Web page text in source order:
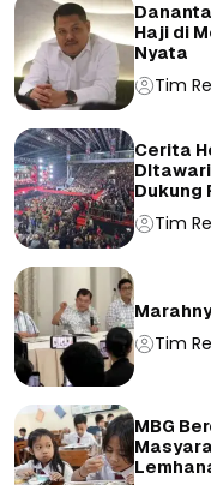
Haji di
Nyata
Tim
Cerita
Dukung
Tim
Tim
MBG